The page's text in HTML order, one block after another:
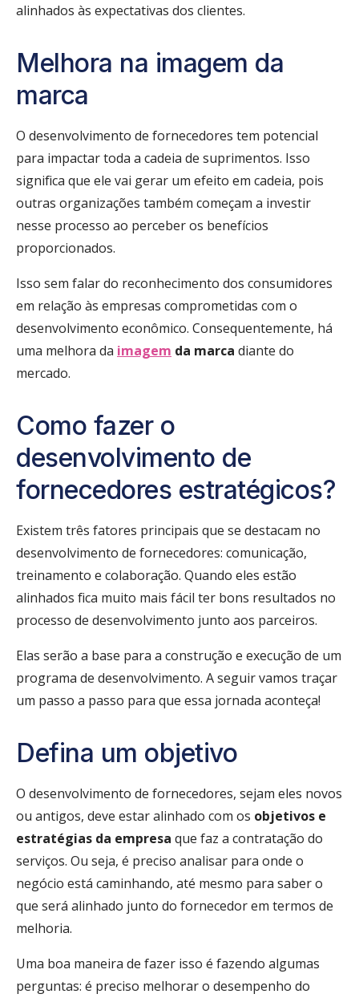
alinhados às expectativas dos clientes.
Melhora na imagem da
marca
O desenvolvimento de fornecedores tem potencial
para impactar toda a cadeia de suprimentos. Isso
significa que ele vai gerar um efeito em cadeia, pois
outras organizações também começam a investir
nesse processo ao perceber os benefícios
proporcionados.
Isso sem falar do reconhecimento dos consumidores
em relação às empresas comprometidas com o
desenvolvimento econômico. Consequentemente, há
uma melhora da imagem da marca diante do
mercado.
Como fazer o
desenvolvimento de
fornecedores estratégicos?
Existem três fatores principais que se destacam no
desenvolvimento de fornecedores: comunicação,
treinamento e colaboração. Quando eles estão
alinhados fica muito mais fácil ter bons resultados no
processo de desenvolvimento junto aos parceiros.
Elas serão a base para a construção e execução de um
programa de desenvolvimento. A seguir vamos traçar
um passo a passo para que essa jornada aconteça!
Defina um objetivo
O desenvolvimento de fornecedores, sejam eles novos
ou antigos, deve estar alinhado com os objetivos e
estratégias da empresa que faz a contratação do
serviços. Ou seja, é preciso analisar para onde o
negócio está caminhando, até mesmo para saber o
que será alinhado junto do fornecedor em termos de
melhoria.
Uma boa maneira de fazer isso é fazendo algumas
perguntas: é preciso melhorar o desempenho do